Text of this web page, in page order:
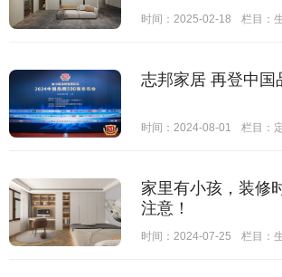
时间：2025-02-18 栏目：
志邦家居 再登中国
时间：2024-08-01 栏目：
家里有小孩，装修
注意！
时间：2024-07-25 栏目：